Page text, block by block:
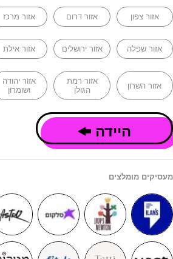
אזור צפון אזור דרום אזור מרכז
אזור שפלה אזור ירושלים אזור אילת
אזור השרון
אזור רמת
הגולן
אזור יהודה
ושומרון
היידה
מעסיקים מומלצים